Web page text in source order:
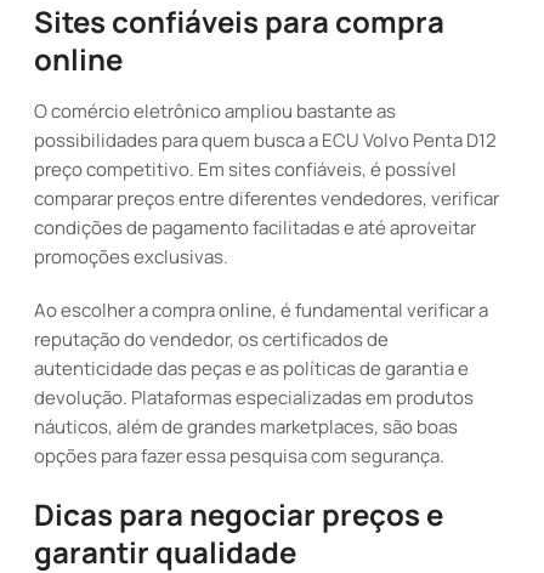
Sites confiáveis para compra
online
O comércio eletrônico ampliou bastante as
possibilidades para quem busca a ECU Volvo Penta D12
preço competitivo. Em sites confiáveis, é possível
comparar preços entre diferentes vendedores, verificar
condições de pagamento facilitadas e até aproveitar
promoções exclusivas.
Ao escolher a compra online, é fundamental verificar a
reputação do vendedor, os certificados de
autenticidade das peças e as políticas de garantia e
devolução. Plataformas especializadas em produtos
náuticos, além de grandes marketplaces, são boas
opções para fazer essa pesquisa com segurança.
Dicas para negociar preços e
garantir qualidade